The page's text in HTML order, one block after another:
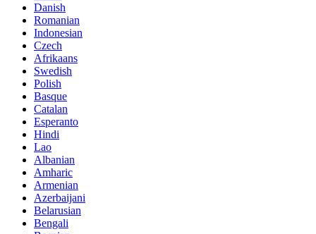
Danish
Romanian
Indonesian
Czech
Afrikaans
Swedish
Polish
Basque
Catalan
Esperanto
Hindi
Lao
Albanian
Amharic
Armenian
Azerbaijani
Belarusian
Bengali